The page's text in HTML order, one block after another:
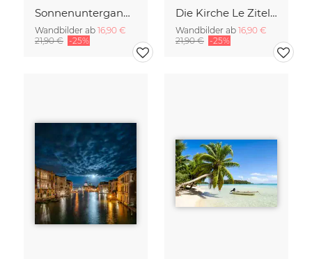
Sonnenuntergang am Canal Grande in Venedig
Wandbilder ab 16,90 €
21,90 € -25%
Die Kirche Le Zitelle in Venedig
Wandbilder ab 16,90 €
21,90 € -25%